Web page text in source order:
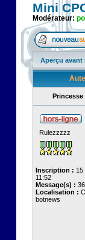
Mini
Modérateur:
Aperçu avant
Princesse
Rulezzzzz
Inscription : 15
11:52
Message(s) :
Localisation :
botnews